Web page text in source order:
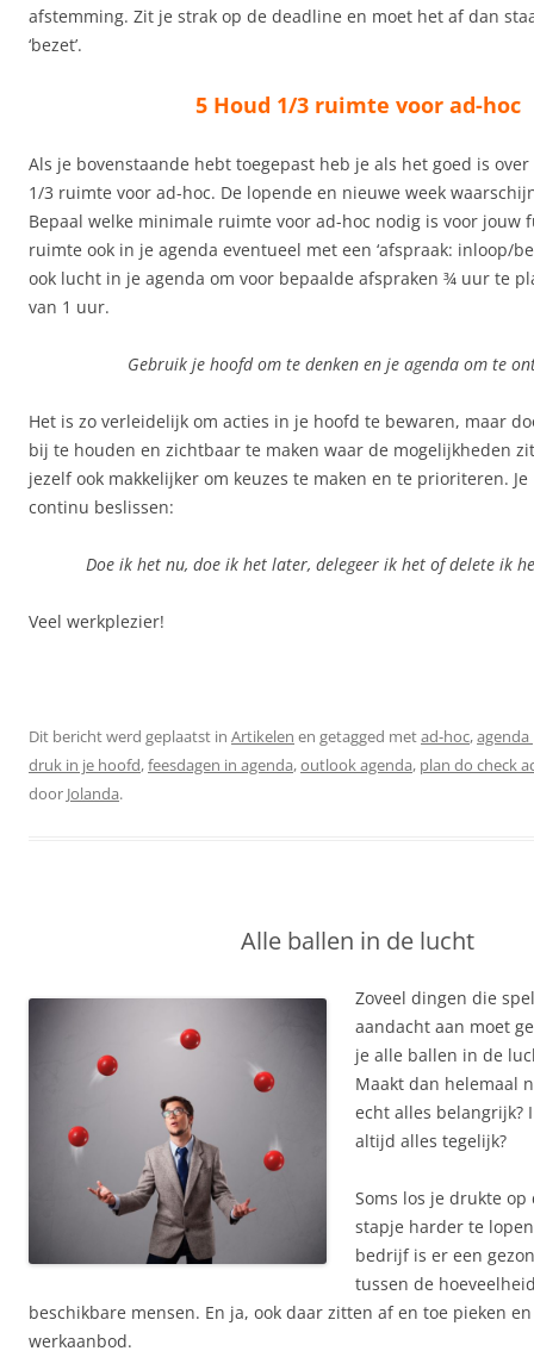
afstemming. Zit je strak op de deadline en moet het af dan
‘bezet’.
5 Houd 1/3 ruimte voor ad-hoc
Als je bovenstaande hebt toegepast heb je als het goed is over
1/3 ruimte voor ad-hoc. De lopende en nieuwe week
Bepaal welke minimale ruimte voor ad-hoc nodig is voor jouw
ruimte ook in je agenda eventueel met een ‘afspraak: inloop/
ook lucht in je agenda om voor bepaalde afspraken ¾ uur te
van 1 uur.
Gebruik je hoofd om te denken en je agenda om te
Het is zo verleidelijk om acties in je hoofd te bewaren, maar
bij te houden en zichtbaar te maken waar de mogelijkheden
jezelf ook makkelijker om keuzes te maken en te prioriteren.
continu beslissen:
Doe ik het nu, doe ik het later, delegeer ik het of delete ik
Veel werkplezier!
Dit bericht werd geplaatst in Artikelen en getagged metad-hoc,
druk in je hoofd,feesdagen in agenda,outlook agenda, plan do check
door Jolanda.
Alle ballen in de lucht
Zoveel dingen die
aandacht aan moet
je alle ballen in de
Maakt dan helemaal
echt alles belangrijk?
altijd alles tegelijk?
Soms los je drukte
stapje harder te
bedrijf is er een
tussen de
beschikbare mensen. En ja, ook daar zitten af en toe pieken
werkaanbod.